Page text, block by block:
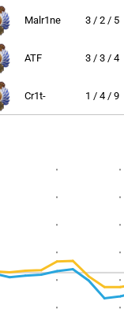
Malr1ne 3 / 2 / 5
ATF 3 / 3 / 4
Cr1t- 1 / 4 / 9